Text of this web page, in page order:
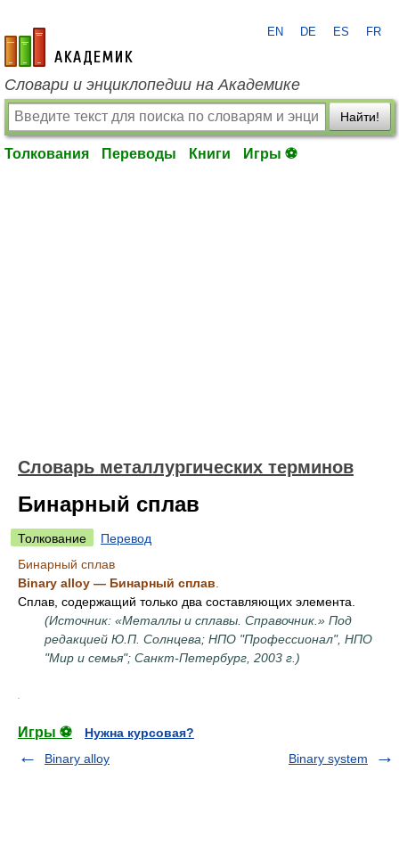
academic.ru
EN DE ES FR
Словари и энциклопедии на Академике
Найти!
Толкования Переводы Книги Игры ⚽
Словарь металлургических терминов
Бинарный сплав
Толкование
Перевод
Бинарный сплав
Binary alloy — Бинарный сплав
Сплав, содержащий только два составляющих элемента.
(Источник: «Металлы и сплавы. Справочник.» Под
редакцией Ю.П. Солнцева; НПО "Профессионал", НПО
"Мир и семья"; Санкт-Петербург, 2003 г.)
Игры ⚽
Нужна курсовая?
Binary alloy
Binary system